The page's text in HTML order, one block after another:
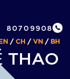
80709908
/ CH / VN / BH
THAO